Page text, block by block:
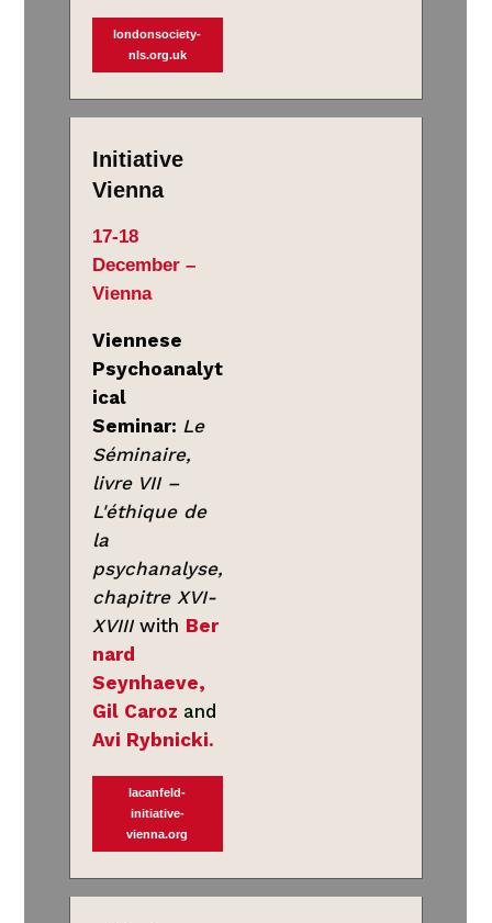
londonsociety-
nls.org.uk
Initiative
Vienna
17-18
December –
Vienna
Viennese
Psychoanalyt
ical
Seminar: Le
Séminaire,
livre VII –
L'éthique de
la
psychanalyse,
chapitre XVI-
XVIIIwith Ber
nard
Seynhaeve,
Gil Caroz and
Avi Rybnicki.
lacanfeld-
initiative-
vienna.org